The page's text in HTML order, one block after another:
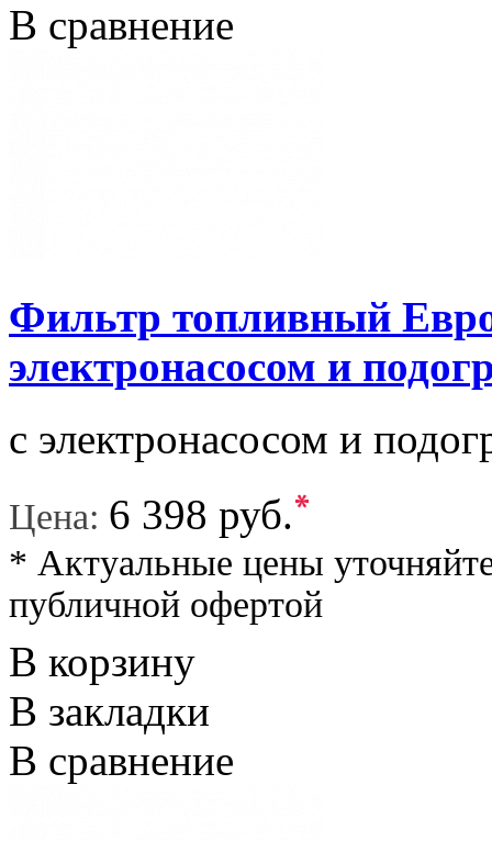
В сравнение
Фильтр топливный
электронасосом и
с электронасосом и
Цена: 6 398 руб.*
* Актуальные цены
публичной офертой
В корзину
В закладки
В сравнение